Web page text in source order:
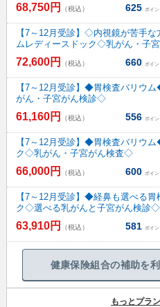
68,750円 （税込） 625 ポイン
【7～12月受診】◇内視鏡が苦手
ムレディースドック◇乳がん・子
72,600円 （税込） 660 ポイン
【7～12月受診】◆胃検査バリウ
がん・子宮がん検診◇
61,160円 （税込） 556 ポイン
【7～12月受診】◆胃検査バリウ
ク◇乳がん・子宮がん検査◇
66,000円 （税込） 600 ポイン
【7～12月受診】◆経鼻も選べる
ク◇選べる乳がんと子宮がん検診◇
63,910円 （税込） 581 ポイン
健康保険組合の補助を
もっとプラ